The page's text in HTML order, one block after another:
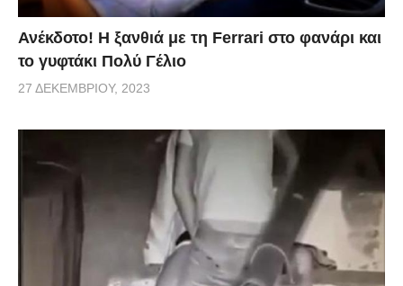
Ανέκδοτο! Η ξανθιά με τη Ferrari στο φανάρι και
το γυφτάκι Πολύ Γέλιο
27 ΔΕΚΕΜΒΡΊΟΥ, 2023